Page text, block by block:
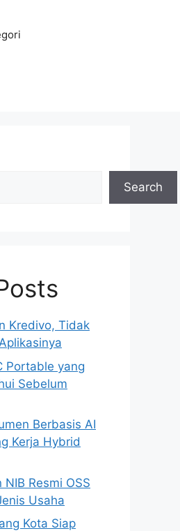
Search
Kredivo, Tidak
Portable yang
Sebelum
Berbasis AI
Kerja Hybrid
Resmi OSS
Usaha
Kota Siap